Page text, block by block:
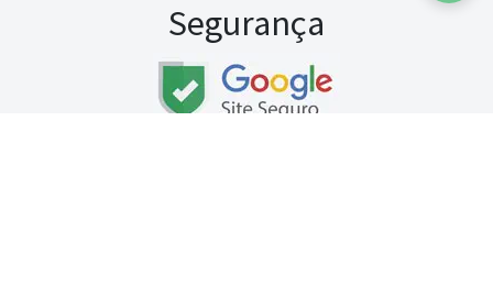
Segurança